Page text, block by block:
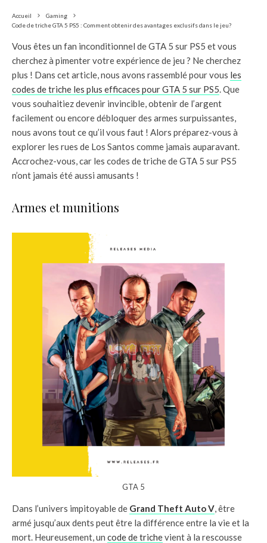
Accueil
Gaming
Code de triche GTA 5 PS5 : Comment obtenir des avantages exclusifs dans le jeu?
Vous êtes un fan inconditionnel de GTA 5 sur PS5 et vous
cherchez à pimenter votre expérience de jeu ? Ne cherchez
plus ! Dans cet article, nous avons rassemblé pour vous les
codes de triche les plus efficaces pour GTA 5 sur PS5. Que
vous souhaitiez devenir invincible, obtenir de l’argent
facilement ou encore débloquer des armes surpuissantes,
nous avons tout ce qu’il vous faut ! Alors préparez-vous à
explorer les rues de Los Santos comme jamais auparavant.
Accrochez-vous, car les codes de triche de GTA 5 sur PS5
n’ont jamais été aussi amusants !
Armes et munitions
GTA 5
Dans l’univers impitoyable de Grand Theft Auto V, être
armé jusqu’aux dents peut être la différence entre la vie et la
mort. Heureusement, un code de trichevient à la rescousse